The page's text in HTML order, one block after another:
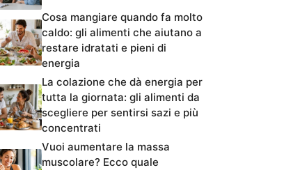
Cosa mangiare quando fa molto
caldo: gli alimenti che aiutano a
restare idratati e pieni di
energia
La colazione che dà energia per
tutta la giornata: gli alimenti da
scegliere per sentirsi sazi e più
concentrati
Vuoi aumentare la massa
muscolare? Ecco quale